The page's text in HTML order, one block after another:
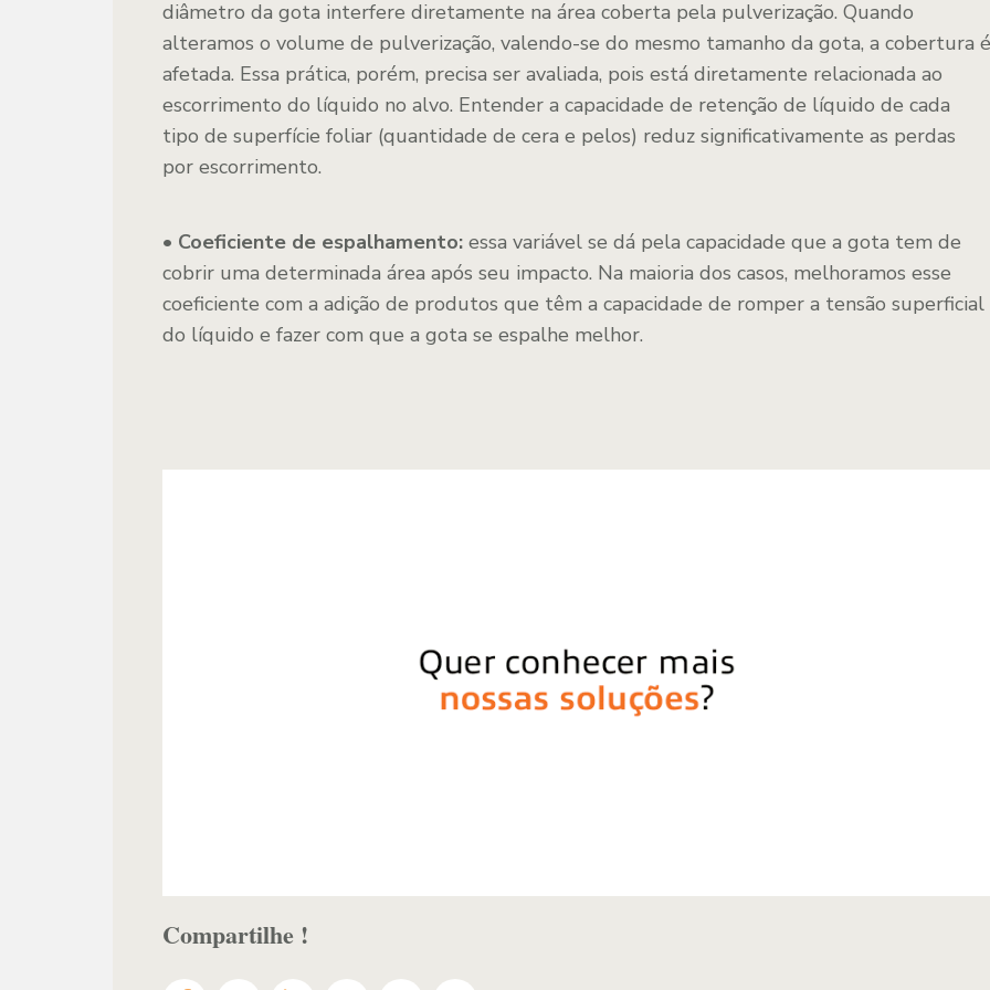
diâmetro da gota interfere diretamente na área coberta pela pulverização. Quando
alteramos o volume de pulverização, valendo-se do mesmo tamanho da gota, a cobertura é
afetada. Essa prática, porém, precisa ser avaliada, pois está diretamente relacionada ao
escorrimento do líquido no alvo. Entender a capacidade de retenção de líquido de cada
tipo de superfície foliar (quantidade de cera e pelos) reduz significativamente as perdas
por escorrimento.
• Coeficiente de espalhamento: essa variável se dá pela capacidade que a gota tem de
cobrir uma determinada área após seu impacto. Na maioria dos casos, melhoramos esse
coeficiente com a adição de produtos que têm a capacidade de romper a tensão superficial
do líquido e fazer com que a gota se espalhe melhor.
Compartilhe !